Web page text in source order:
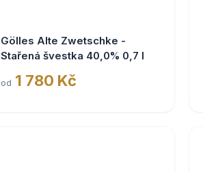
Gölles Alte Zwetschke -
Stařená švestka 40,0% 0,7 l
od 1 780 Kč